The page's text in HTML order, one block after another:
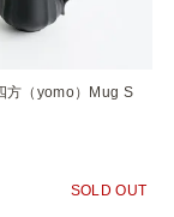
方（yomo）Mug S
SOLD OUT